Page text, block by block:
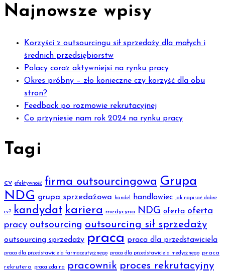
Najnowsze wpisy
Korzyści z outsourcingu sił sprzedaży dla małych i
średnich przedsiębiorstw
Polacy coraz aktywniejsi na rynku pracy
Okres próbny – zło konieczne czy korzyść dla obu
stron?
Feedback po rozmowie rekrutacyjnej
Co przyniesie nam rok 2024 na rynku pracy
Tagi
cv efektywność firma outsourcingowa Grupa
NDG grupa sprzedażowa handel handlowiec jak napisać dobre
cv? kandydat kariera medycyna NDG oferta oferta
pracy outsourcing outsourcing sił sprzedaży
outsourcing sprzedaży praca praca dla przedstawiciela
praca dla przedstawiciela farmaceutycznego praca dla przedstawiciela medycznego praca
rekrutera praca zdalna pracownik proces rekrutacyjny